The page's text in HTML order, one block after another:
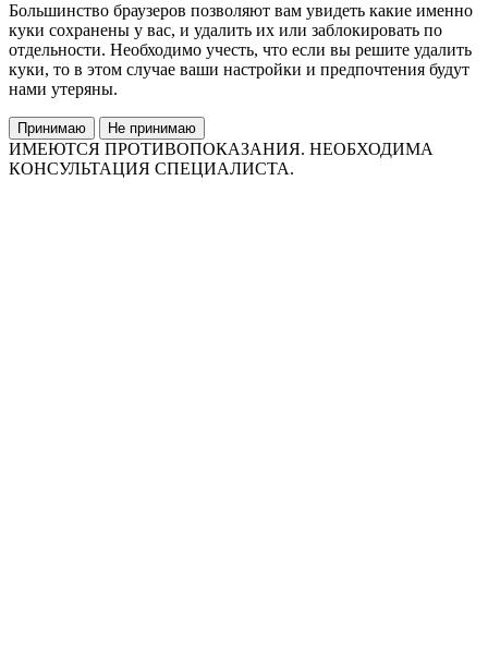
Большинство браузеров позволяют вам увидеть какие именно
куки сохранены у вас, и удалить их или заблокировать по
отдельности. Необходимо учесть, что если вы решите удалить
куки, то в этом случае ваши настройки и предпочтения будут
нами утеряны.
Принимаю Не принимаю
ИМЕЮТСЯ ПРОТИВОПОКАЗАНИЯ. НЕОБХОДИМА
КОНСУЛЬТАЦИЯ СПЕЦИАЛИСТА.